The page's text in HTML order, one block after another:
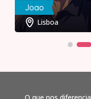
Joao
Lisboa
O que nos diferencia